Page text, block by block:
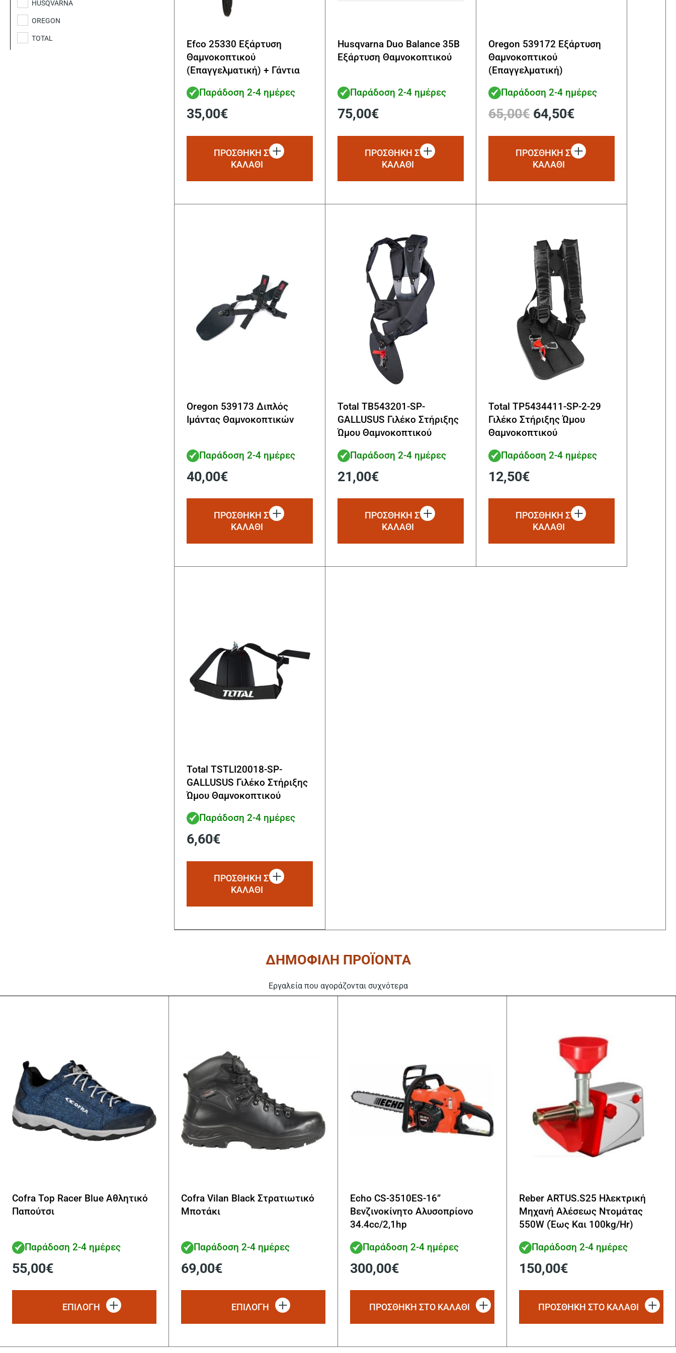
HUSQVARNA
OREGON
TOTAL
Efco 25330 Εξάρτυση
Θαμνοκοπτικού
(Επαγγελματική) + Γάντια
Παράδοση 2-4 ημέρες
35,00€
ΠΡΟΣΘΗΚΗ ΣΤΟ
ΚΑΛΑΘΙ
Husqvarna Duo Balance 35B
Εξάρτυση Θαμνοκοπτικού
Παράδοση 2-4 ημέρες
75,00€
ΠΡΟΣΘΗΚΗ ΣΤΟ
ΚΑΛΑΘΙ
Oregon 539172 Εξάρτυση
Θαμνοκοπτικού
(Επαγγελματική)
Παράδοση 2-4 ημέρες
65,00€ Original
price
was:
65,00€.
64,50€Η
τιμή
είναι:
64,50€.
ΠΡΟΣΘΗΚΗ ΣΤΟ
ΚΑΛΑΘΙ
Oregon 539173 Διπλός
Ιμάντας Θαμνοκοπτικών
Παράδοση 2-4 ημέρες
40,00€
ΠΡΟΣΘΗΚΗ ΣΤΟ
ΚΑΛΑΘΙ
Total TB543201-SP-
GALLUSUS Γιλέκο Στήριξης
Ώμου Θαμνοκοπτικού
Παράδοση 2-4 ημέρες
21,00€
ΠΡΟΣΘΗΚΗ ΣΤΟ
ΚΑΛΑΘΙ
Total TP5434411-SP-2-29
Γιλέκο Στήριξης Ώμου
Θαμνοκοπτικού
Παράδοση 2-4 ημέρες
12,50€
ΠΡΟΣΘΗΚΗ ΣΤΟ
ΚΑΛΑΘΙ
Total TSTLI20018-SP-
GALLUSUS Γιλέκο Στήριξης
Ώμου Θαμνοκοπτικού
Παράδοση 2-4 ημέρες
6,60€
ΠΡΟΣΘΗΚΗ ΣΤΟ
ΚΑΛΑΘΙ
ΔΗΜΟΦΙΛΗ ΠΡΟΪΟΝΤΑ
Εργαλεία που αγοράζονται συχνότερα
Cofra Top Racer Blue Αθλητικό
Παπούτσι
Παράδοση 2-4 ημέρες
55,00€
ΕΠΙΛΟΓΗ
έχει
παραλλαγές.
Cofra Vilan Black Στρατιωτικό
Μποτάκι
Παράδοση 2-4 ημέρες
69,00€
ΕΠΙΛΟΓΗ
έχει
παραλλαγές.
Echo CS-3510ES-16”
Βενζινοκίνητο Αλυσοπρίονο
34.4cc/2,1hp
Παράδοση 2-4 ημέρες
300,00€
ΠΡΟΣΘΗΚΗ ΣΤΟ ΚΑΛΑΘΙ
Reber ARTUS.S25 Ηλεκτρική
Μηχανή Αλέσεως Ντομάτας
550W (Έως Και 100kg/Hr)
Παράδοση 2-4 ημέρες
150,00€
ΠΡΟΣΘΗΚΗ ΣΤΟ ΚΑΛΑΘΙ